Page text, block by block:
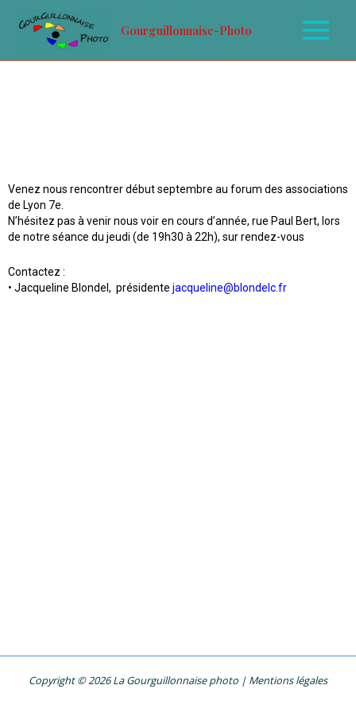
Gourguillonnaise-Photo
Venez nous rencontrer début septembre au forum des associations
de Lyon 7e.
N’hésitez pas à venir nous voir en cours d’année, rue Paul Bert, lors
de notre séance du jeudi (de 19h30 à 22h), sur rendez-vous
Contactez :
• Jacqueline Blondel, présidente jacqueline@blondelc.fr
Copyright © 2026 La Gourguillonnaise photo | Mentions légales